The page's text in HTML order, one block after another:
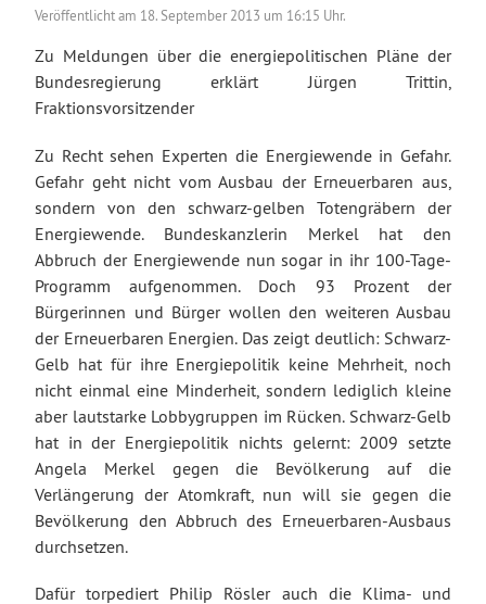
Veröffentlicht am 18. September 2013 um 16:15 Uhr.
Zu Meldungen über die energiepolitischen Pläne der
Bundesregierung erklärt Jürgen Trittin,
Fraktionsvorsitzender
Zu Recht sehen Experten die Energiewende in Gefahr.
Gefahr geht nicht vom Ausbau der Erneuerbaren aus,
sondern von den schwarz-gelben Totengräbern der
Energiewende. Bundeskanzlerin Merkel hat den
Abbruch der Energiewende nun sogar in ihr 100-Tage-
Programm aufgenommen. Doch 93 Prozent der
Bürgerinnen und Bürger wollen den weiteren Ausbau
der Erneuerbaren Energien. Das zeigt deutlich: Schwarz-
Gelb hat für ihre Energiepolitik keine Mehrheit, noch
nicht einmal eine Minderheit, sondern lediglich kleine
aber lautstarke Lobbygruppen im Rücken. Schwarz-Gelb
hat in der Energiepolitik nichts gelernt: 2009 setzte
Angela Merkel gegen die Bevölkerung auf die
Verlängerung der Atomkraft, nun will sie gegen die
Bevölkerung den Abbruch des Erneuerbaren-Ausbaus
durchsetzen.
Dafür torpediert Philip Rösler auch die Klima- und